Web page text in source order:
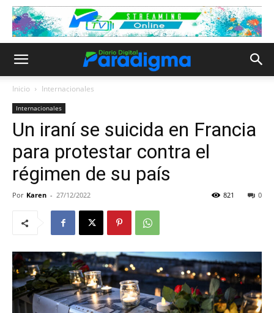
Inicio Internacionales
Internacionales
Un iraní se suicida en Francia
para protestar contra el
régimen de su país
Por Karen - 27/12/2022 0
821